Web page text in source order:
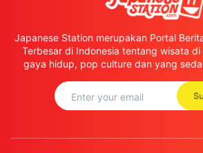
Japanese Station merupakan Portal
Terbesar di Indonesia tentang wisata
gaya hidup, pop culture dan yang